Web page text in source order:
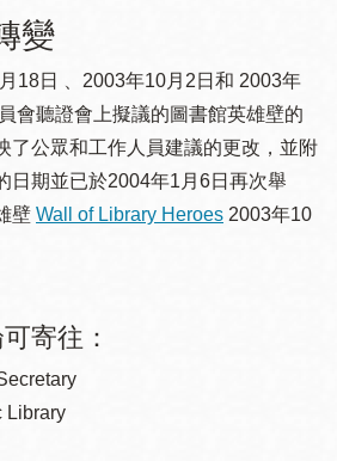
變
18日 、2003年10月2日和 2003年
會聽證會上擬議的圖書館英雄壁的
了公眾和工作人員建議的更改，並附
日期並已於2004年1月6日再次舉
壁 Wall of Library Heroes 2003年10
寄往：
Library